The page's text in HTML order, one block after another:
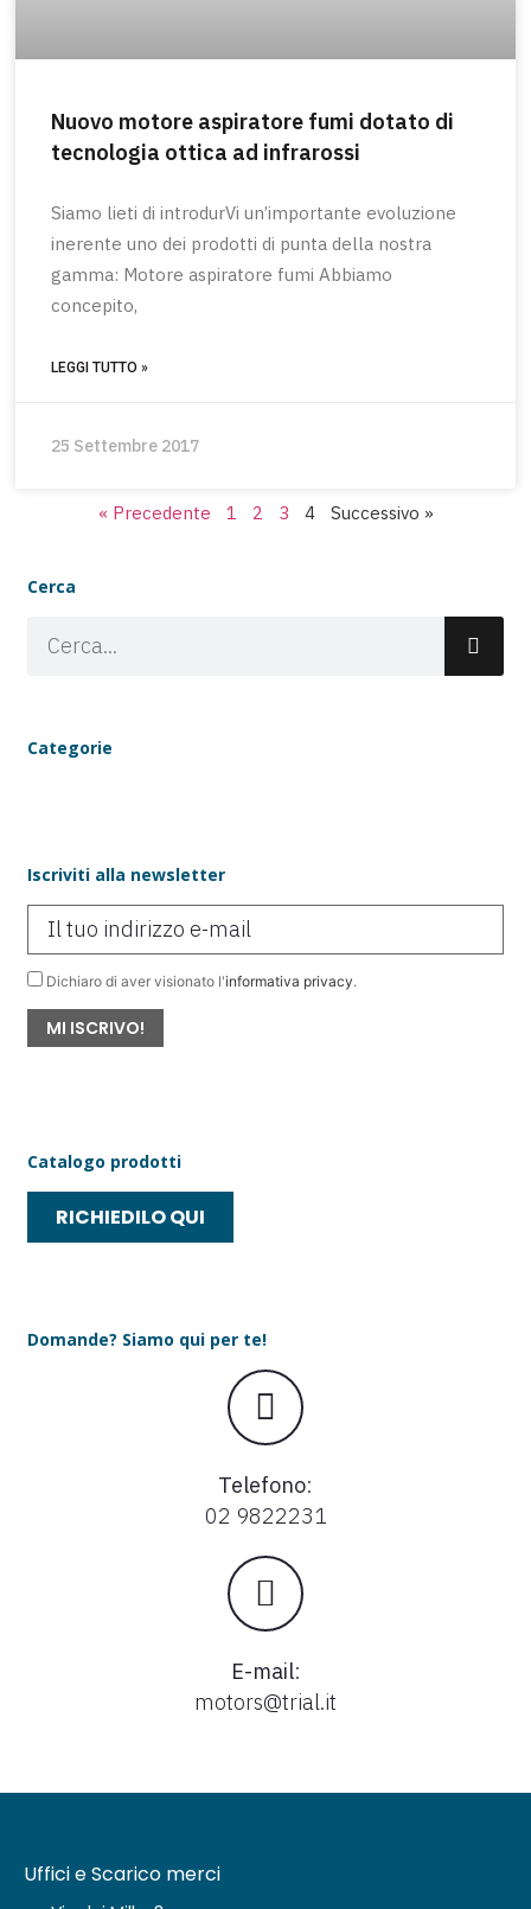
Nuovo motore aspiratore fumi dotato di
tecnologia ottica ad infrarossi
Siamo lieti di introdurVi un’importante evoluzione
inerente uno dei prodotti di punta della nostra
gamma: Motore aspiratore fumi Abbiamo
concepito,
LEGGI TUTTO »
25 Settembre 2017
« Precedente 1 2 3 4 Successivo »
Cerca
Categorie
Iscriviti alla newsletter
Dichiaro di aver visionato l'informativa privacy.
Catalogo prodotti
RICHIEDILO QUI
Domande? Siamo qui per te!
Telefono:
02 9822231
E-mail:
motors@trial.it
Uffici e Scarico merci